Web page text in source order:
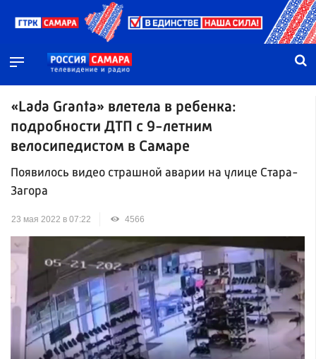
«Lada Granta» влетела в ребенка:
подробности ДТП с 9-летним
велосипедистом в Самаре
Появилось видео страшной аварии на улице Стара-
Загора
23 мая 2022 в 07:22 4566